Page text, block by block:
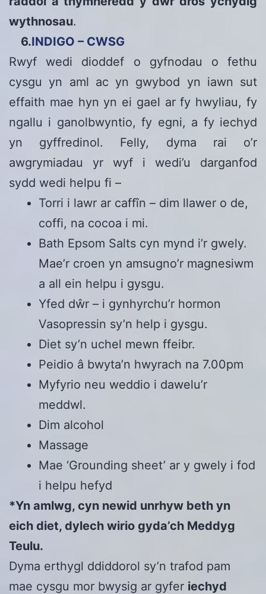
wythnosau.
6.INDIGO – CWSG
Rwyf wedi dioddef o gyfnodau o fethu
cysgu yn aml ac yn gwybod yn iawn sut
effaith mae hyn yn ei gael ar fy hwyliau, fy
ngallu i ganolbwyntio, fy egni, a fy iechyd
yn gyffredinol. Felly, dyma rai o’r
awgrymiadau yr wyf i wedi’u darganfod
sydd wedi helpu fi –
Torri i lawr ar caffîn – dim llawer o de,
coffi, na cocoa i mi.
Bath Epsom Salts cyn mynd i’r gwely.
Mae’r croen yn amsugno’r magnesiwm
a all ein helpu i gysgu.
Yfed dŵr – i gynhyrchu’r hormon
Vasopressin sy’n help i gysgu.
Diet sy’n uchel mewn ffeibr.
Peidio â bwyta’n hwyrach na 7.00pm
Myfyrio neu weddio i dawelu’r
meddwl.
Dim alcohol
Massage
Mae ‘Grounding sheet’ ar y gwely i fod
i helpu hefyd
*Yn amlwg, cyn newid unrhyw beth yn
eich diet, dylech wirio gyda’ch Meddyg
Teulu.
Dyma erthygl ddiddorol sy’n trafod pam
mae cysgu mor bwysig ar gyfer iechyd